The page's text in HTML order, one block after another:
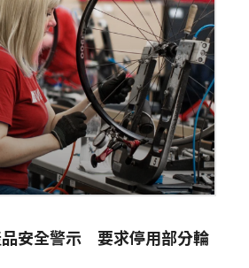
安全警示 要求停用部分輪